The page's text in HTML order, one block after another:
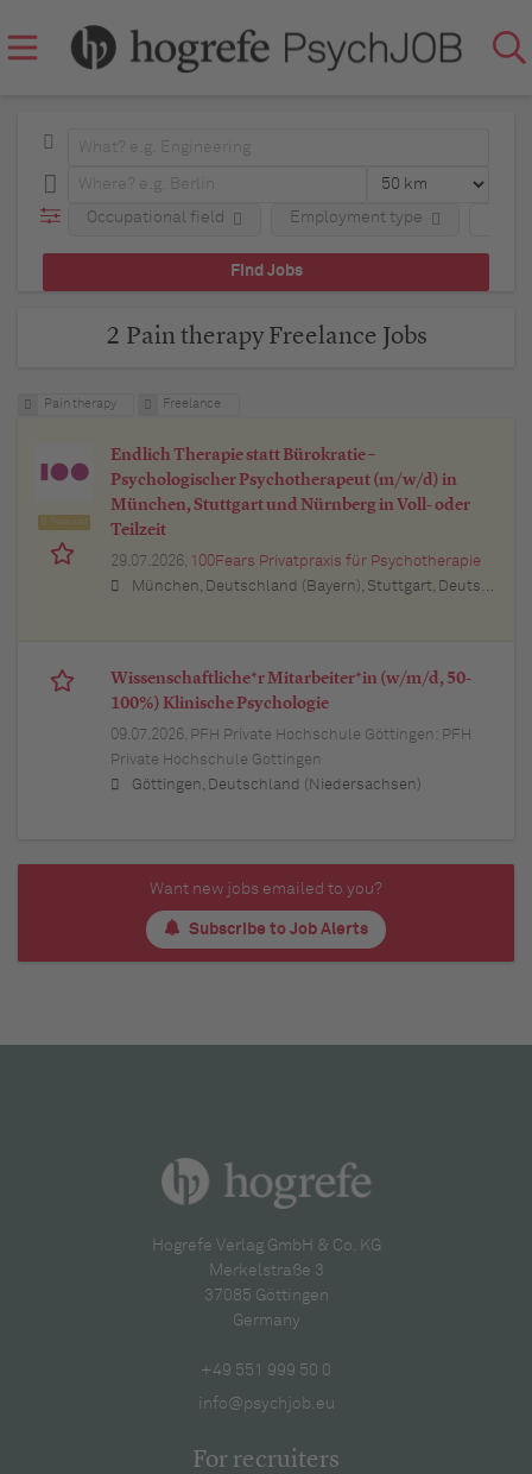
Occupational field Employment type
2 Pain therapy Freelance Jobs
Pain therapy Freelance
Endlich Therapie statt Bürokratie –
Psychologischer Psychotherapeut (m/w/d) in
München, Stuttgart und Nürnberg in Voll- oder
Teilzeit
29.07.2026, 100Fears Privatpraxis für Psychotherapie
München, Deutschland (Bayern), Stuttgart, Deutschland (Baden-Württemberg), Nürnberg, Deutschland (Bayern), Esslingen am Neckar, Deutschland (Baden-Württemberg), Ludwigsburg, Deutschland (Baden-Württemberg), Sindelfingen, Deutschland (Baden-Württemberg), Böblingen, Deutschland (Baden-Württemberg), Waiblingen, Deutschland (Baden-Württemberg), Heilbronn, Deutschland (Baden-Württemberg), Reutlingen, Deutschland (Baden-Württemberg), Tübingen, Deutschland (Baden-Württemberg), Aalen, Deutschland (Baden-Württemberg), Schwäbisch Gmünd, Deutschland (Baden-Württemberg), Karlsruhe, Deutschland (Baden-Württemberg), Mannheim, Deutschland (Baden-Württemberg), Ulm, Deutschland (Baden-Württemberg), Pforzheim, Deutschland (Baden-Württemberg), Offenburg, Deutschland (Baden-Württemberg), Göppingen, Deutschland (Baden-Württemberg), Baden-Baden, Deutschland (Baden-Württemberg), Heidenheim an der Brenz, Deutschland (Baden-Württemberg), Ingolstadt, Deutschland (Bayern), Erlangen, Deutschland (Bayern), Regensburg, Deutschland (Bayern), Bamberg, Deutschland (Bayern), Bayreuth, Deutschland (Bayern)
Wissenschaftliche*r Mitarbeiter*in (w/m/d, 50-
100%) Klinische Psychologie
09.07.2026, PFH Private Hochschule Göttingen: PFH
Private Hochschule Gottingen
Göttingen, Deutschland (Niedersachsen)
Want new jobs emailed to you?
Subscribe to Job Alerts
Hogrefe Verlag GmbH & Co. KG
Merkelstraße 3
37085 Göttingen
Germany
+49 551 999 50 0
info@psychjob.eu
For recruiters